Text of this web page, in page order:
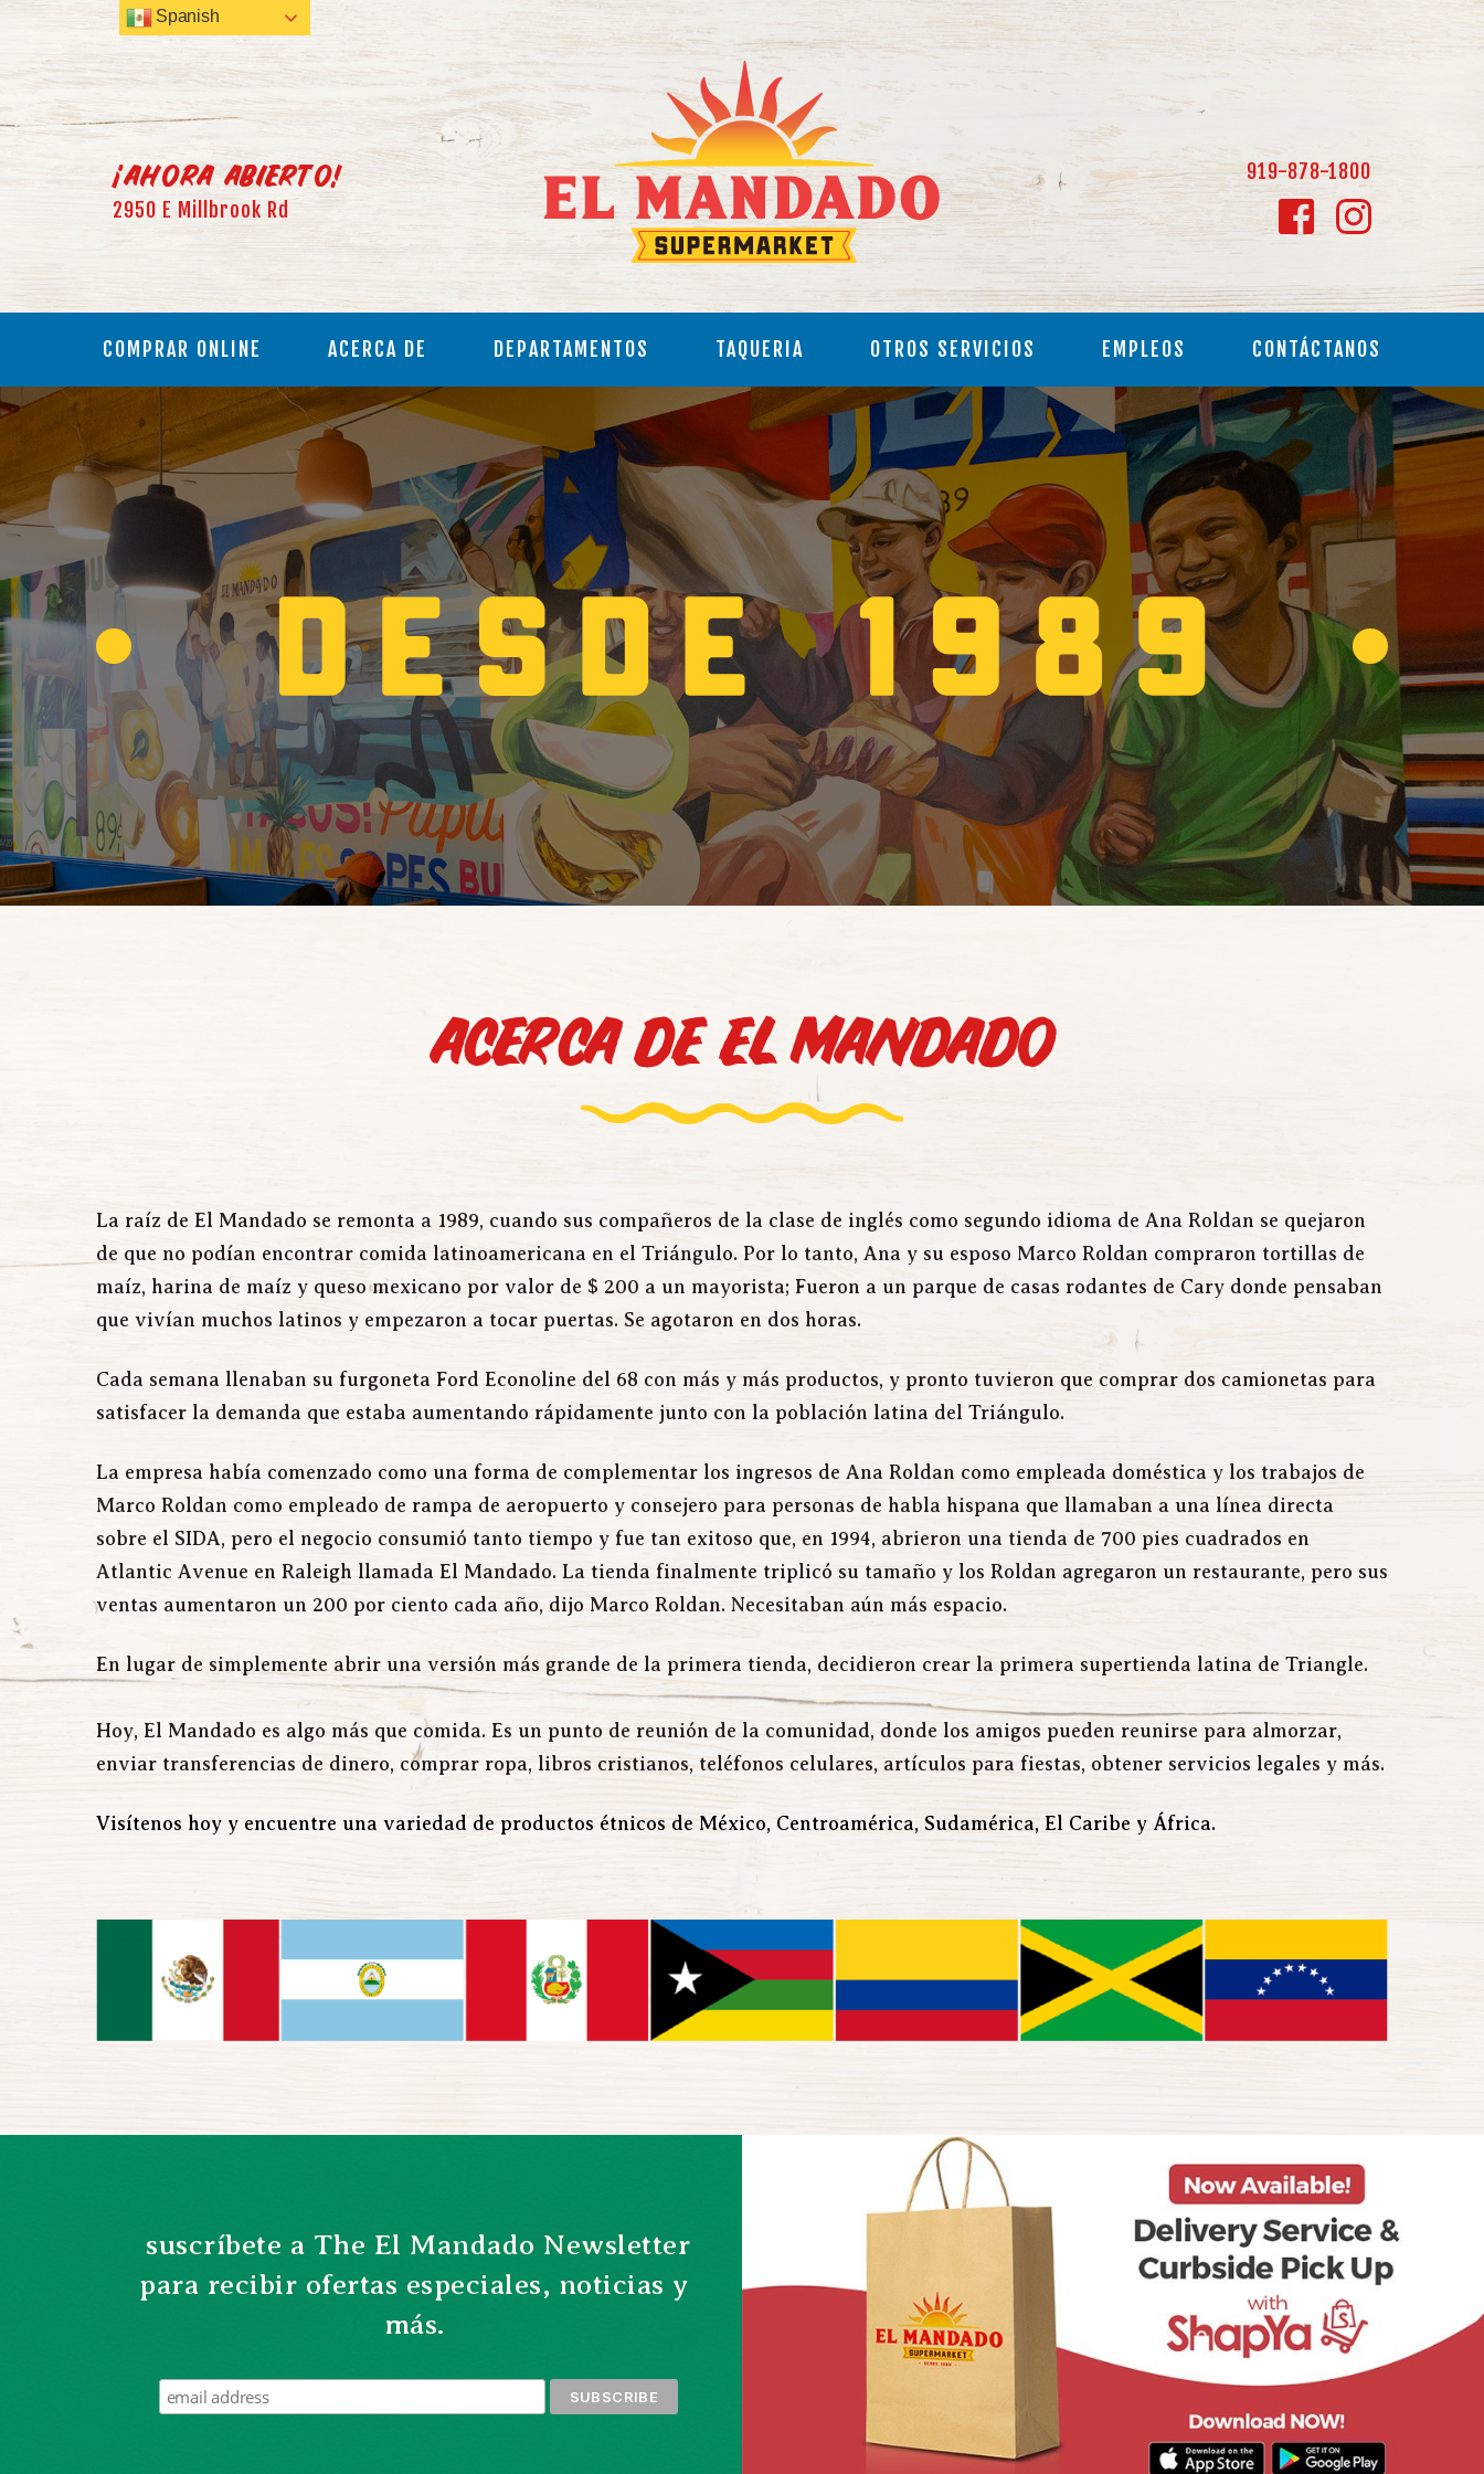
¡Ahora abierto!
2950 E Millbrook Rd
919-878-1800
COMPRAR ONLINE ACERCA DE DEPARTAMENTOS TAQUERIA OTROS SERVICIOS EMPLEOS CONTÁCTANOS
Acerca de El Mandado
La raíz de El Mandado se remonta a 1989, cuando sus compañeros de la clase de inglés como segundo idioma de Ana Roldan se quejaron
de que no podían encontrar comida latinoamericana en el Triángulo. Por lo tanto, Ana y su esposo Marco Roldan compraron tortillas de
maíz, harina de maíz y queso mexicano por valor de $ 200 a un mayorista; Fueron a un parque de casas rodantes de Cary donde pensaban
que vivían muchos latinos y empezaron a tocar puertas. Se agotaron en dos horas.
Cada semana llenaban su furgoneta Ford Econoline del 68 con más y más productos, y pronto tuvieron que comprar dos camionetas para
satisfacer la demanda que estaba aumentando rápidamente junto con la población latina del Triángulo.
La empresa había comenzado como una forma de complementar los ingresos de Ana Roldan como empleada doméstica y los trabajos de
Marco Roldan como empleado de rampa de aeropuerto y consejero para personas de habla hispana que llamaban a una línea directa
sobre el SIDA, pero el negocio consumió tanto tiempo y fue tan exitoso que, en 1994, abrieron una tienda de 700 pies cuadrados en
Atlantic Avenue en Raleigh llamada El Mandado. La tienda finalmente triplicó su tamaño y los Roldan agregaron un restaurante, pero sus
ventas aumentaron un 200 por ciento cada año, dijo Marco Roldan. Necesitaban aún más espacio.
En lugar de simplemente abrir una versión más grande de la primera tienda, decidieron crear la primera supertienda latina de Triangle.
Hoy, El Mandado es algo más que comida. Es un punto de reunión de la comunidad, donde los amigos pueden reunirse para almorzar,
enviar transferencias de dinero, comprar ropa, libros cristianos, teléfonos celulares, artículos para fiestas, obtener servicios legales y más.
Visítenos hoy y encuentre una variedad de productos étnicos de México, Centroamérica, Sudamérica, El Caribe y África.
suscríbete a The El Mandado Newsletter
para recibir ofertas especiales, noticias y
más.
Spanish